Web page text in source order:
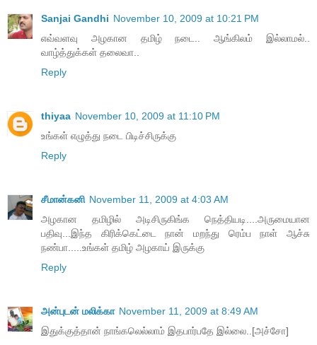
Sanjai Gandhi November 10, 2009 at 10:21 PM
எவ்வளவு அழகான தமிழ் நடை.. ஆங்கிலம் இல்லாமல்..
வாழ்த்துக்கள் தலைவா..
Reply
thiyaa November 10, 2009 at 11:10 PM
உங்கள் எழுத்து நடை பிடிச்சிருக்கு
Reply
சீமான்கனி November 11, 2009 at 4:03 AM
அழகான தமிழில் அடிசிருகிங்க நெத்தியடி....அருமையான
பதிவு...இந்த கிரிக்கெட்டை நான் மறந்து ரெம்ப நாள் ஆச்சு
நண்பா.....உங்கள் தமிழ் அழகாய் இருக்கு
Reply
அன்புடன் மலிக்கா November 11, 2009 at 8:49 AM
இதுக்குத்தான் நாங்கலெல்லாம் இதபார்பதே இல்லை..[அச்சோ]